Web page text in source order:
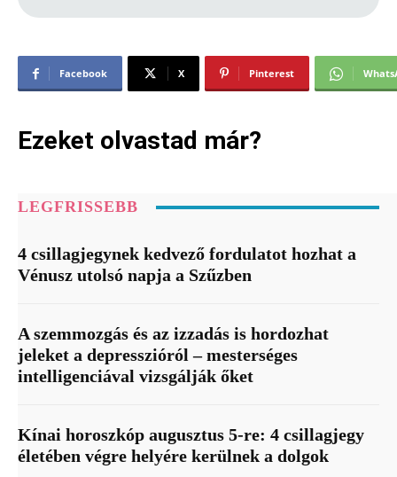
Facebook X Pinterest
Ezeket olvastad már?
LEGFRISSEBB
4 csillagjegynek kedvező fordulatot hozhat a
Vénusz utolsó napja a Szűzben
A szemmozgás és az izzadás is hordozhat
jeleket a depresszióról – mesterséges
intelligenciával vizsgálják őket
Kínai horoszkóp augusztus 5-re: 4 csillagjegy
életében végre helyére kerülnek a dolgok